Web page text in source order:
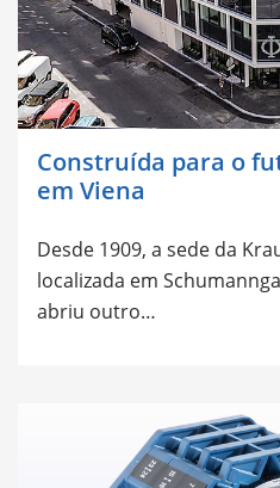
Construída para o
em Viena
Desde 1909, a sede da
localizada em
abriu outro…